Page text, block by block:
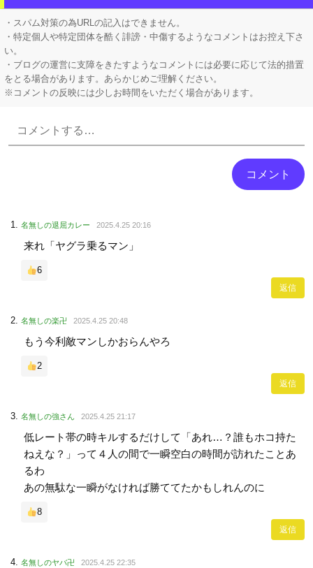
【動画】 これはひどい…右折禁止なのに軽自動車が突如右折し路面電車と衝突→乗ってた三人組が車を捨て逃走ｗｗｗｗｗｗ
・スパム対策の為URLの記入はできません。
・特定個人や特定団体を酷く誹謗・中傷するようなコメントはお控え下さ
い。
・ブログの運営に支障をきたすようなコメントには必要に応じて法的措置
をとる場合があります。あらかじめご理解ください。
※コメントの反映には少しお時間をいただく場合があります。
名無しの退屈カレー 2025.4.25 20:16
来れ「ヤグラ乗るマン」
6
返信
名無しの楽卍 2025.4.25 20:48
もう今利敵マンしかおらんやろ
2
返信
名無しの強さん 2025.4.25 21:17
低レート帯の時キルするだけして「あれ…？誰もホコ持た
ねえな？」って４人の間で一瞬空白の時間が訪れたことあ
るわ
あの無駄な一瞬がなければ勝ててたかもしれんのに
8
返信
名無しのヤバ卍 2025.4.25 22:35